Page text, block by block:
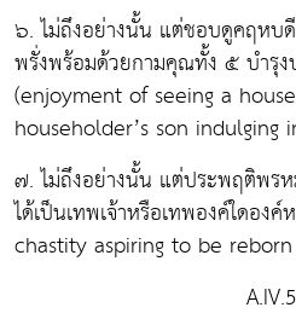
๖. ไม่ถึงอย่างนั้น แต่ชอบดูคฤหบ
พรั่งพร้อมด้วยกามคุณทั้ง ๕ บำรุง
(enjoyment of seeing a
householder’s son indulging
๗. ไม่ถึงอย่างนั้น แต่ประพฤติพร
ได้เป็นเทพเจ้าหรือเทพองค์ใดอ
chastity aspiring to be